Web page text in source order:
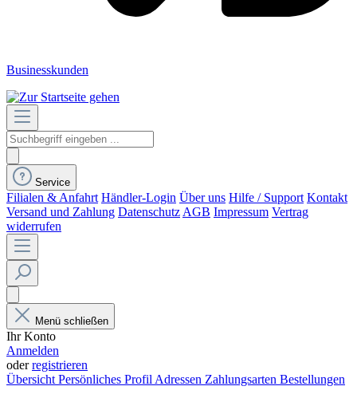
Businesskunden
Service
Filialen & Anfahrt Händler-Login Über uns Hilfe / Support Kontakt
Versand und Zahlung Datenschutz AGB Impressum Vertrag
widerrufen
Menü schließen
Ihr Konto
Anmelden
oderregistrieren
Übersicht Persönliches Profil Adressen Zahlungsarten Bestellungen